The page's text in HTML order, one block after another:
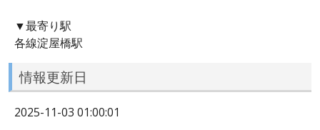
▼最寄り駅
各線淀屋橋駅
情報更新日
2025-11-03 01:00:01